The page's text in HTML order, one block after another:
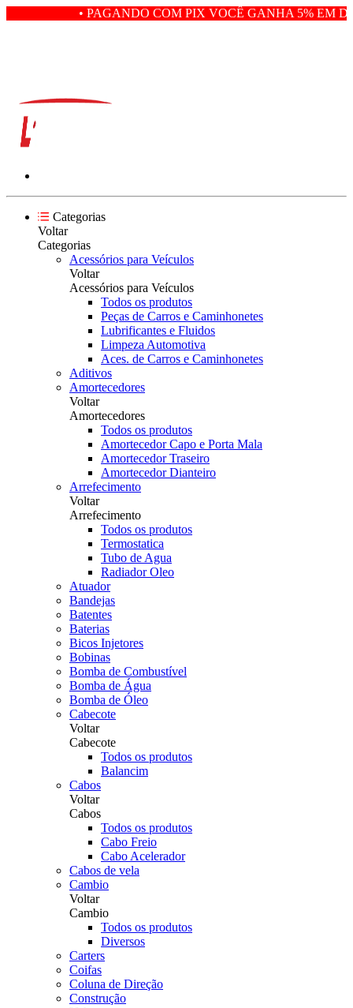
• PAGANDO COM PIX VOCÊ GANHA 5% EM
Categorias
Voltar
Categorias
Acessórios para Veículos
Voltar
Acessórios para Veículos
Todos os produtos
Peças de Carros e Caminhonetes
Lubrificantes e Fluidos
Limpeza Automotiva
Aces. de Carros e Caminhonetes
Aditivos
Amortecedores
Voltar
Amortecedores
Todos os produtos
Amortecedor Capo e Porta Mala
Amortecedor Traseiro
Amortecedor Dianteiro
Arrefecimento
Voltar
Arrefecimento
Todos os produtos
Termostatica
Tubo de Agua
Radiador Oleo
Atuador
Bandejas
Batentes
Baterias
Bicos Injetores
Bobinas
Bomba de Combustível
Bomba de Água
Bomba de Óleo
Cabecote
Voltar
Cabecote
Todos os produtos
Balancim
Cabos
Voltar
Cabos
Todos os produtos
Cabo Freio
Cabo Acelerador
Cabos de vela
Cambio
Voltar
Cambio
Todos os produtos
Diversos
Carters
Coifas
Coluna de Direção
Construção